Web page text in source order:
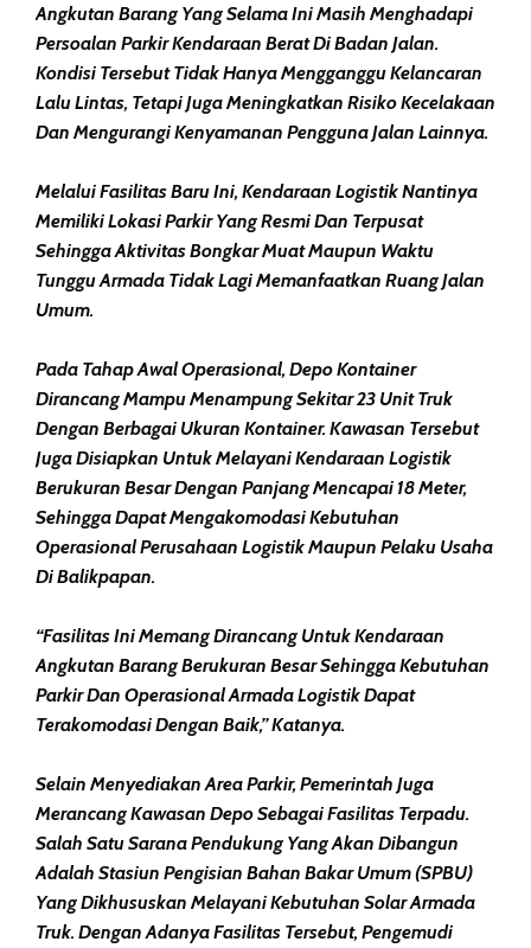
Angkutan Barang Yang Selama Ini Masih Menghadapi
Persoalan Parkir Kendaraan Berat Di Badan Jalan.
Kondisi Tersebut Tidak Hanya Mengganggu Kelancaran
Lalu Lintas, Tetapi Juga Meningkatkan Risiko Kecelakaan
Dan Mengurangi Kenyamanan Pengguna Jalan Lainnya.
Melalui Fasilitas Baru Ini, Kendaraan Logistik Nantinya
Memiliki Lokasi Parkir Yang Resmi Dan Terpusat
Sehingga Aktivitas Bongkar Muat Maupun Waktu
Tunggu Armada Tidak Lagi Memanfaatkan Ruang Jalan
Umum.
Pada Tahap Awal Operasional, Depo Kontainer
Dirancang Mampu Menampung Sekitar 23 Unit Truk
Dengan Berbagai Ukuran Kontainer. Kawasan Tersebut
Juga Disiapkan Untuk Melayani Kendaraan Logistik
Berukuran Besar Dengan Panjang Mencapai 18 Meter,
Sehingga Dapat Mengakomodasi Kebutuhan
Operasional Perusahaan Logistik Maupun Pelaku Usaha
Di Balikpapan.
“Fasilitas Ini Memang Dirancang Untuk Kendaraan
Angkutan Barang Berukuran Besar Sehingga Kebutuhan
Parkir Dan Operasional Armada Logistik Dapat
Terakomodasi Dengan Baik,” Katanya.
Selain Menyediakan Area Parkir, Pemerintah Juga
Merancang Kawasan Depo Sebagai Fasilitas Terpadu.
Salah Satu Sarana Pendukung Yang Akan Dibangun
Adalah Stasiun Pengisian Bahan Bakar Umum (SPBU)
Yang Dikhususkan Melayani Kebutuhan Solar Armada
Truk. Dengan Adanya Fasilitas Tersebut, Pengemudi